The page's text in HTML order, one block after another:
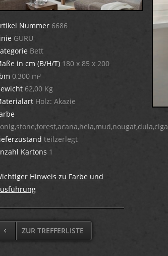
Nummer 6686
GURU
Bett
in cm (B/H/T) 180 x 85 x 200
0,300 m³
62,00 Kg
Holz: Akazie
teilzerlegt
Kartons 1
Hinweis zu Farbe und
ZUR TREFFERLISTE